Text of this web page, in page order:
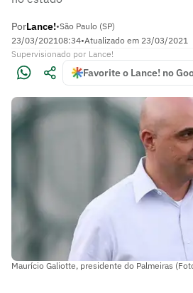
PorLance!•São Paulo (SP)
23/03/202108:34•Atualizado em 23/03/2021
Supervisionado por Lance!
Favorite o Lance! no
Maurício Galiotte, presidente do Palmeiras